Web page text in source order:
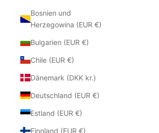
Bosnien und
Herzegowina (EUR €)
Bulgarien (EUR €)
Chile (EUR €)
Dänemark (DKK kr.)
Deutschland (EUR €)
Estland (EUR €)
Finnland (EUR €)